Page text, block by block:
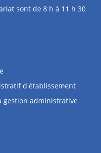
sont de 8 h à 11 h 30
d'établissement
gestion administrative